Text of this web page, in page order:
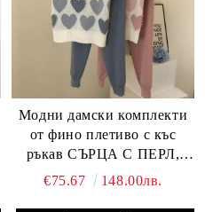
Модни дамски комплекти
от фино плетиво с къс
ръкав СЪРЦА С ПЕРЛ,
НАЛИЧЕН син цвят
€75.67 148.00лв.